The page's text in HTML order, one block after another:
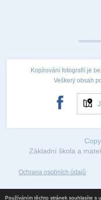
Používáním těchto stránek souhlasíte s
Kopírování fotografií je
Veškerý obsah
Základní škola a
Ochrana osobních údajů